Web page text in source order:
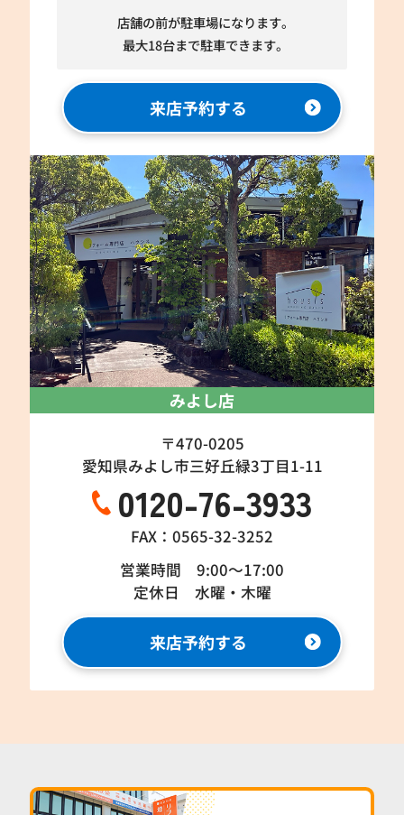
店舗の前が駐車場になります。
最大18台まで駐車できます。
来店予約する
みよし店
〒470-0205
愛知県みよし市三好丘緑3丁目1-11
0120-76-3933
FAX：0565-32-3252
営業時間 9:00～17:00
定休日 水曜・木曜
来店予約する